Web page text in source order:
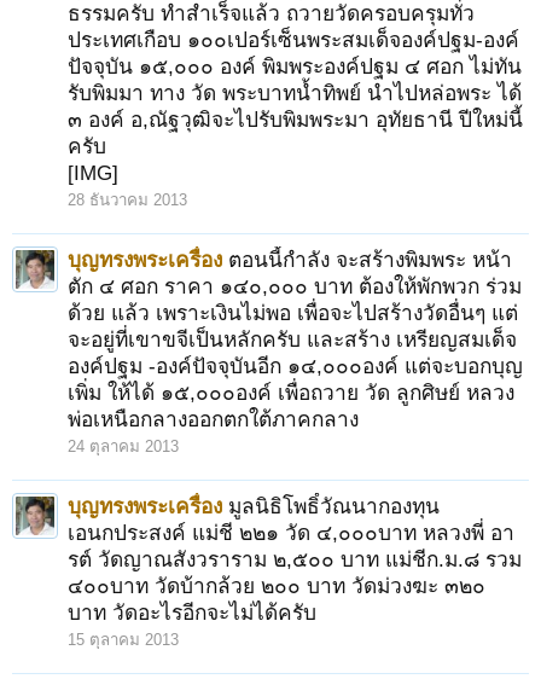
ธรรมครับ ทำสำเร็จแล้ว ถวายวัดครอบครุมทั่ว
ประเทศเกือบ ๑๐๐เปอร์เซ็นพระสมเด็จองค์ปฐม-องค์
ปัจจุบัน ๑๕,๐๐๐ องค์ พิมพระองค์ปฐม ๔ ศอก ไม่ทัน
รับพิมมา ทาง วัด พระบาทน้ำทิพย์ นำไปหล่อพระ ได้
๓ องค์ อ,ณัฐวุฒิจะไปรับพิมพระมา อุทัยธานี ปีใหม่นี้
ครับ
[IMG]
28 ธันวาคม 2013
บุญทรงพระเครื่อง ตอนนี้กำลัง จะสร้างพิมพระ หน้า
ตัก ๔ ศอก ราคา ๑๔๐,๐๐๐ บาท ต้องให้พักพวก ร่วม
ด้วย แล้ว เพราะเงินไม่พอ เพื่อจะไปสร้างวัดอื่นๆ แต่
จะอยู่ที่เขาขจีเป็นหลักครับ และสร้าง เหรียญสมเด็จ
องค์ปฐม -องค์ปัจจุบันอีก ๑๔,๐๐๐องค์ แต่จะบอกบุญ
เพิ่ม ให้ได้ ๑๕,๐๐๐องค์ เพื่อถวาย วัด ลูกศิษย์ หลวง
พ่อเหนือกลางออกตกใต้ภาคกลาง
24 ตุลาคม 2013
บุญทรงพระเครื่อง มูลนิธิโพธิ์วัณนากองทุน
เอนกประสงค์ แม่ชี ๒๒๑ วัด ๔,๐๐๐บาท หลวงพี่ อา
รต์ วัดญาณสังวราราม ๒,๕๐๐ บาท แม่ชีก.ม.๘ รวม
๔๐๐บาท วัดบ้ากล้วย ๒๐๐ บาท วัดม่วงฆะ ๓๒๐
บาท วัดอะไรอีกจะไม่ได้ครับ
15 ตุลาคม 2013